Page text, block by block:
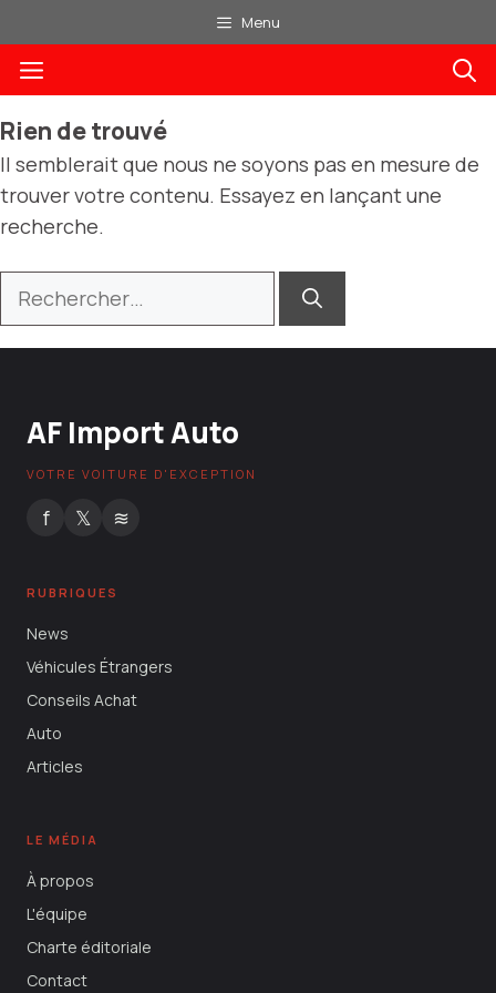
au
contenu
Menu
Menu
Rien de trouvé
Il semblerait que nous ne soyons pas en mesure de
trouver votre contenu. Essayez en lançant une
recherche.
Rechercher :
AF Import Auto
VOTRE VOITURE D'EXCEPTION
f 𝕏 ≋
RUBRIQUES
News
Véhicules Étrangers
Conseils Achat
Auto
Articles
LE MÉDIA
À propos
L'équipe
Charte éditoriale
Contact